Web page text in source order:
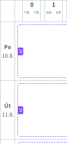
0
7:05 7:50
1
8:00 8:45
po
10.8.
V
út
11.8.
V